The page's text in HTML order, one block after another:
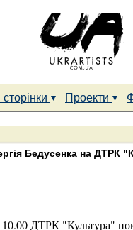
Проекти
Бедусенка на ДТРК
10.00 ДТРК "Культура"